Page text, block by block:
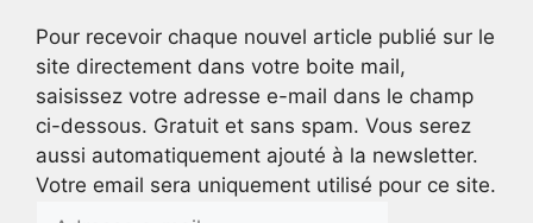
Pour recevoir chaque nouvel article publié sur le
site directement dans votre boite mail,
saisissez votre adresse e-mail dans le champ
ci-dessous. Gratuit et sans spam. Vous serez
aussi automatiquement ajouté à la newsletter.
Votre email sera uniquement utilisé pour ce site.